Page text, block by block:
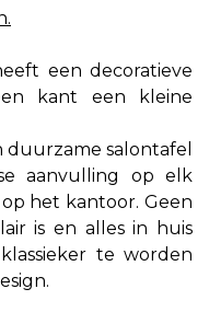
een decoratieve
kant een kleine
salontafel
aanvulling op elk
het kantoor. Geen
is en alles in huis
te worden